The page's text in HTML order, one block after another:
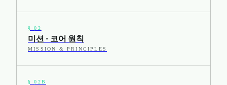
§02
미션 · 코어 원칙
MISSION & PRINCIPLES
§02B